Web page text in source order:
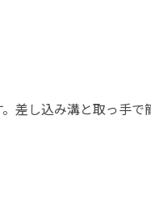
差し込み溝と取っ手で